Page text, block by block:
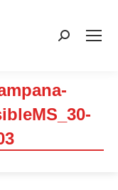
Buscar: